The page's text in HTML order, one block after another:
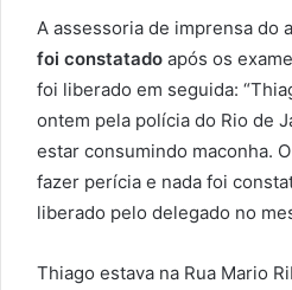
A assessoria de imprensa do
foi constatado após os
foi liberado em seguida:
ontem pela polícia do Rio de
estar consumindo maconha.
fazer perícia e nada foi
liberado pelo delegado no
Thiago estava na Rua Mario